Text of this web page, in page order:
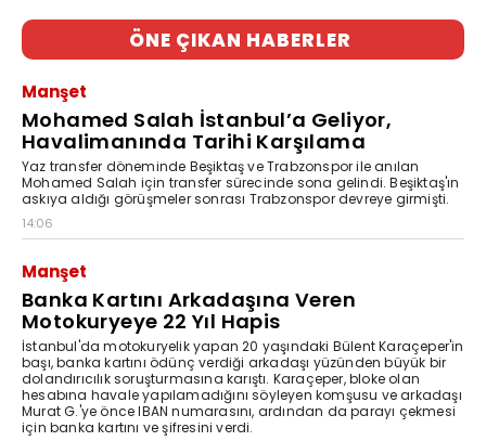
ÖNE ÇIKAN HABERLER
Manşet
Mohamed Salah İstanbul’a Geliyor,
Havalimanında Tarihi Karşılama
Yaz transfer döneminde Beşiktaş ve Trabzonspor ile anılan
Mohamed Salah için transfer sürecinde sona gelindi. Beşiktaş'ın
askıya aldığı görüşmeler sonrası Trabzonspor devreye girmişti.
14:06
Manşet
Banka Kartını Arkadaşına Veren
Motokuryeye 22 Yıl Hapis
İstanbul'da motokuryelik yapan 20 yaşındaki Bülent Karaçeper'in
başı, banka kartını ödünç verdiği arkadaşı yüzünden büyük bir
dolandırıcılık soruşturmasına karıştı. Karaçeper, bloke olan
hesabına havale yapılamadığını söyleyen komşusu ve arkadaşı
Murat G.'ye önce IBAN numarasını, ardından da parayı çekmesi
için banka kartını ve şifresini verdi.